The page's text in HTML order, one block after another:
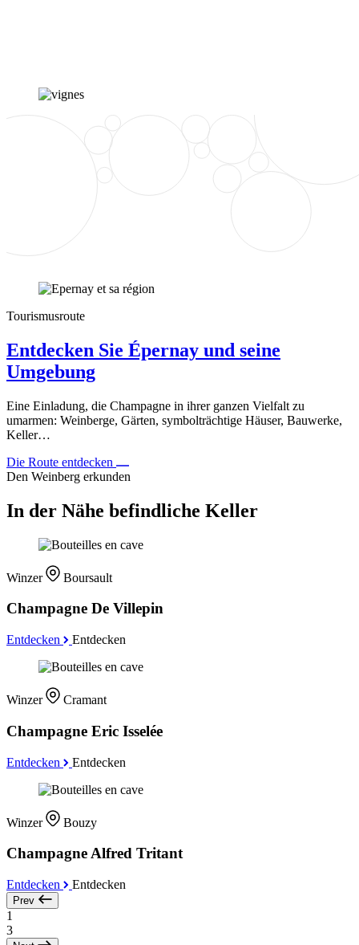
Tourismusroute
Entdecken Sie Épernay und seine
Umgebung
Eine Einladung, die Champagne in ihrer ganzen Vielfalt zu
umarmen: Weinberge, Gärten, symbolträchtige Häuser, Bauwerke,
Keller…
Die Route entdecken
Den Weinberg erkunden
In der Nähe befindliche Keller
Winzer Boursault
Champagne De Villepin
Entdecken Entdecken
Winzer Cramant
Champagne Eric Isselée
Entdecken Entdecken
Winzer Bouzy
Champagne Alfred Tritant
Entdecken Entdecken
Prev
1
3